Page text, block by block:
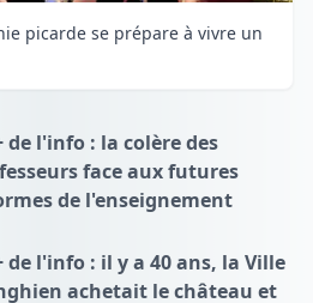
picarde se prépare à vivre un
de l'info : la colère des
face aux futures
de l'enseignement
de l'info : il y a 40 ans, la Ville
achetait le château et